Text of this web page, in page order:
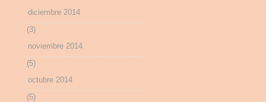
diciembre 2014
(3)
noviembre 2014
(5)
octubre 2014
(5)